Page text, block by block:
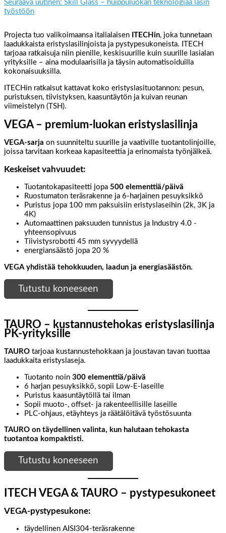
Seuraava uutinen: Skill Glass – huippuluokan teknologiaa lasin
työstöön
Projecta tuo valikoimaansa italialaisen ITECHin, joka tunnetaan
laadukkaista eristyslasilinjoista ja pystypesukoneista. ITECH
tarjoaa ratkaisuja niin pienille, keskisuurille kuin suurille lasialan
yrityksille – aina modulaarisilla ja täysin automatisoiduilla
kokonaisuuksilla.
ITECHin ratkaisut kattavat koko eristyslasituotannon: pesun,
puristuksen, tiivistyksen, kaasuntäytön ja kuivan reunan
viimeistelyn (TSH).
VEGA – premium-luokan eristyslasilinja
VEGA-sarja on suunniteltu suurille ja vaativille tuotantolinjoille,
joissa tarvitaan korkeaa kapasiteettia ja erinomaista työnjälkeä.
Keskeiset vahvuudet:
Tuotantokapasiteetti jopa 500 elementtiä/päivä
Ruostumaton teräsrakenne ja 6-harjainen pesuyksikkö
Puristus jopa 100 mm paksuisiin eristyslaseihin (2k, 3K ja
4K)
Automaattinen paksuuden tunnistus ja Industry 4.0 -
yhteensopivuus
Tiivistysrobotti 45 mm syvyydellä
energiansäästö jopa 20 %
VEGA yhdistää tehokkuuden, laadun ja energiasäästön.
Tutustu koneeseen
TAURO – kustannustehokas eristyslasilinja
PK-yrityksille
TAURO tarjoaa kustannustehokkaan ja joustavan tavan tuottaa
laadukkaita eristyslaseja.
Tuotanto noin 300 elementtiä/päivä
6 harjan pesuyksikkö, sopii Low-E-laseille
Puristus kaasuntäytöllä tai ilman
Sopii muoto-, offset- ja rakenteellisille laseille
PLC-ohjaus, etäyhteys ja räätälöitävä työstösuunta
TAURO on täydellinen valinta, kun halutaan tehokasta
tuotantoa kompaktisti.
Tutustu koneeseen
ITECH VEGA & TAURO – pystypesukoneet
VEGA-pystypesukone:
täydellinen AISI304-teräsrakenne